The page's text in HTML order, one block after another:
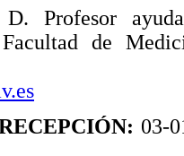
Profesor
de
03-